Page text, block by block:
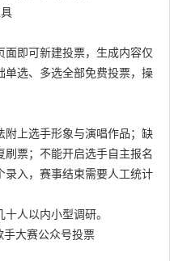
即可新建投票，生成内容仅
选、多选全部免费投票，操
上选手形象与演唱作品；缺
票；不能开启选手自主报名
入，赛事结束需要人工统计
人以内小型调研。
大赛公众号投票